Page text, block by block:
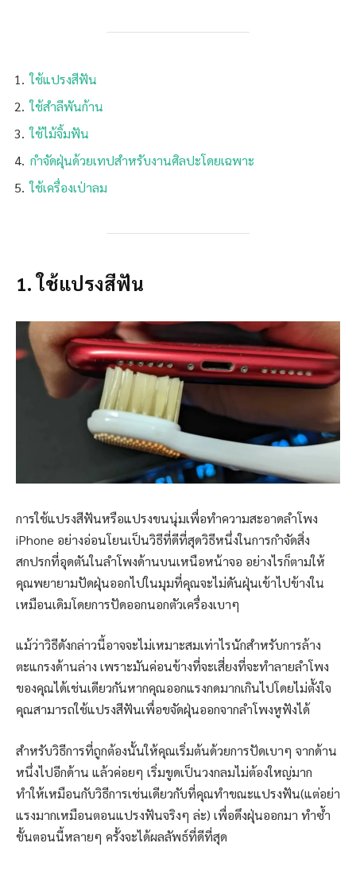
ใช้แปรงสีฟัน
ใช้สำลีพันก้าน
ใช้ไม้จิ้มฟัน
กำจัดฝุ่นด้วยเทปสำหรับงานศิลปะโดยเฉพาะ
ใช้เครื่องเป่าลม
1. ใช้แปรงสีฟัน
การใช้แปรงสีฟันหรือแปรงขนนุ่มเพื่อทำความสะอาดลำโพง
iPhone อย่างอ่อนโยนเป็นวิธีที่ดีที่สุดวิธีหนึ่งในการกำจัดสิ่ง
สกปรกที่อุดตันในลำโพงด้านบนเหนือหน้าจอ อย่างไรก็ตามให้
คุณพยายามปัดฝุ่นออกไปในมุมที่คุณจะไม่ดันฝุ่นเข้าไปข้างใน
เหมือนเดิมโดยการปัดออกนอกตัวเครื่องเบาๆ
แม้ว่าวิธีดังกล่าวนี้อาจจะไม่เหมาะสมเท่าไรนักสำหรับการล้าง
ตะแกรงด้านล่าง เพราะมันค่อนข้างที่จะเสี่ยงที่จะทำลายลำโพง
ของคุณได้เช่นเดียวกันหากคุณออกแรงกดมากเกินไปโดยไม่ตั้งใจ
คุณสามารถใช้แปรงสีฟันเพื่อขจัดฝุ่นออกจากลำโพงหูฟังได้
สำหรับวิธีการที่ถูกต้องนั้นให้คุณเริ่มต้นด้วยการปัดเบาๆ จากด้าน
หนึ่งไปอีกด้าน แล้วค่อยๆ เริ่มขูดเป็นวงกลมไม่ต้องใหญ่มาก
ทำให้เหมือนกับวิธีการเช่นเดียวกับที่คุณทำขณะแปรงฟัน(แต่อย่า
แรงมากเหมือนตอนแปรงฟันจริงๆ ล่ะ) เพื่อดึงฝุ่นออกมา ทำซ้ำ
ขั้นตอนนี้หลายๆ ครั้งจะได้ผลลัพธ์ที่ดีที่สุด